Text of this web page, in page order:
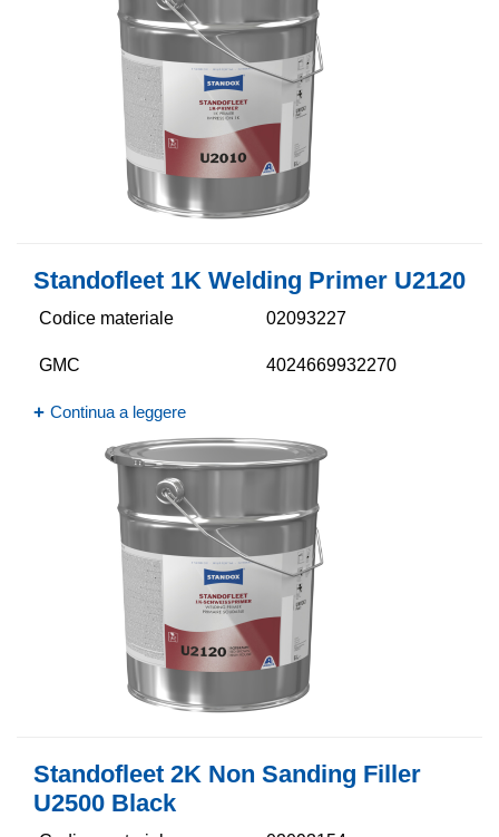
Standofleet 1K Welding Primer U2120
Codice materiale 02093227
GMC 4024669932270
Continua a leggere
Standofleet 2K Non Sanding Filler
U2500 Black